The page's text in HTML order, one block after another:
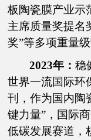
板陶瓷膜产业示
主席质量奖提名
奖”等多项重量
2023年：稳
世界一流国际环
刊，作为国内陶
键力量”，国际
低碳发展赛道，